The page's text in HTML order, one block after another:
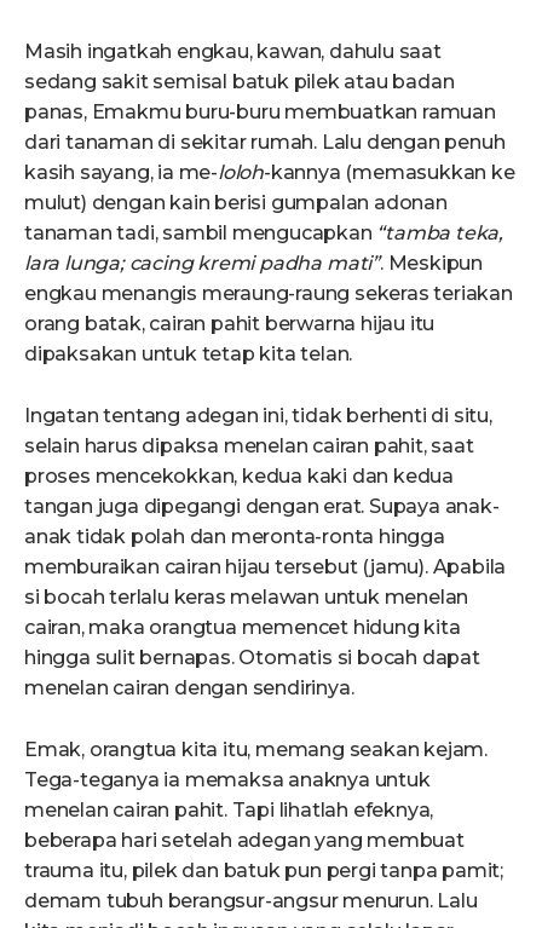
Masih ingatkah engkau, kawan, dahulu saat
sedang sakit semisal batuk pilek atau badan
panas, Emakmu buru-buru membuatkan ramuan
dari tanaman di sekitar rumah. Lalu dengan penuh
kasih sayang, ia me-loloh-kannya (memasukkan ke
mulut) dengan kain berisi gumpalan adonan
tanaman tadi, sambil mengucapkan “tamba teka,
lara lunga;cacing kremi padha mati”. Meskipun
engkau menangis meraung-raung sekeras teriakan
orang batak, cairan pahit berwarna hijau itu
dipaksakan untuk tetap kita telan.
Ingatan tentang adegan ini, tidak berhenti di situ,
selain harus dipaksa menelan cairan pahit, saat
proses mencekokkan, kedua kaki dan kedua
tangan juga dipegangi dengan erat. Supaya anak-
anak tidak polah dan meronta-ronta hingga
memburaikan cairan hijau tersebut (jamu). Apabila
si bocah terlalu keras melawan untuk menelan
cairan, maka orangtua memencet hidung kita
hingga sulit bernapas. Otomatis si bocah dapat
menelan cairan dengan sendirinya.
Emak, orangtua kita itu, memang seakan kejam.
Tega-teganya ia memaksa anaknya untuk
menelan cairan pahit. Tapi lihatlah efeknya,
beberapa hari setelah adegan yang membuat
trauma itu, pilek dan batuk pun pergi tanpa pamit;
demam tubuh berangsur-angsur menurun. Lalu